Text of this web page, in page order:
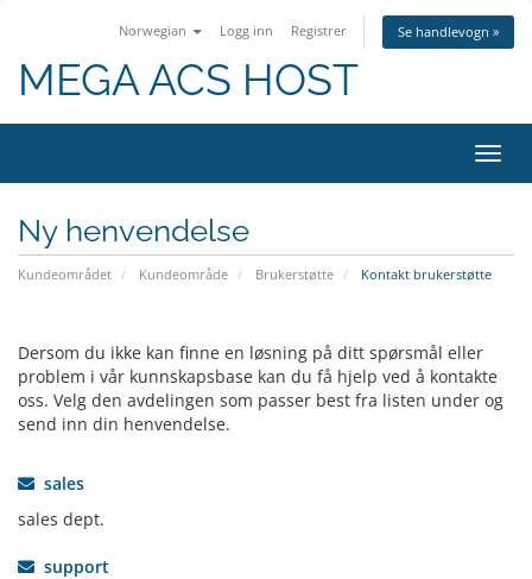
Norwegian Logg inn Registrer Se handlevogn »
MEGA ACS HOST
Bytt
Ny henvendelse
Kundeområdet Kundeområde Brukerstøtte Kontakt brukerstøtte
Dersom du ikke kan finne en løsning på ditt spørsmål eller
problem i vår kunnskapsbase kan du få hjelp ved å kontakte
oss. Velg den avdelingen som passer best fra listen under og
send inn din henvendelse.
sales
sales dept.
support